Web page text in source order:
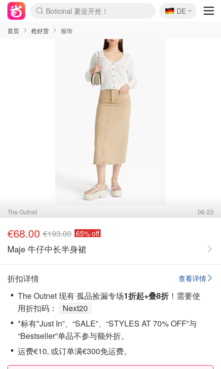
Boticinal 夏促开抢！
4折！lulu周四疯狂上新
还没结束！&OtherStories大促
Joybuy变相75折 随时失效
速领！Stanley独家85折
疑似霸哥！Camper额外叠85折
Zalando 奥莱闪促！每日更新
Moncler反季囤！5折起+叠9折
Coach Brooklyn仅€192
🇩🇪
DE
首页 抢好货 服饰
The Outnet 06-23
€68.00 €193.00 65% off
Maje 牛仔中长半身裙
查看详情
折扣详情
The Outnet 现有 孤品捡漏专场1折起+叠8折 ！需要使
用折扣码：
Next20
*标有"Just In”、“SALE”、“STYLES AT 70% OFF”与
“Bestseller”单品不参与额外折。
运费€10, 或订单满€300免运费。